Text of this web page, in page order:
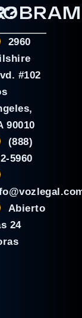
2960
#102
90010
(888)
5960
Abierto
24